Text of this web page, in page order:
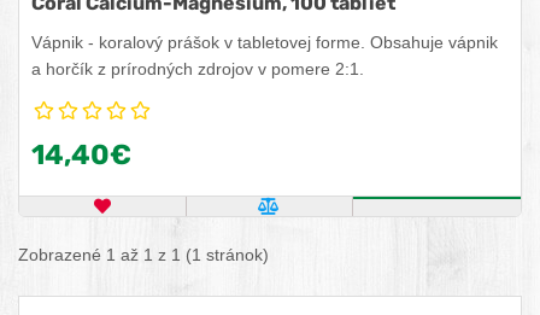
Vápnik - koralový prášok v tabletovej forme. Obsahuje vápnik
a horčík z prírodných zdrojov v pomere 2:1.
14,40€
OBĽÚBENÝ PRODUKTPOROVNAŤ PRODUKTZISTITE
Zobrazené 1 až 1 z 1 (1 stránok)